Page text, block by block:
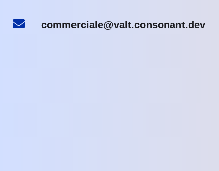
commerciale@valt.consonant.dev